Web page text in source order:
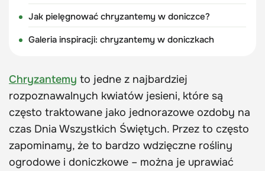
Jak pielęgnować chryzantemy w doniczce?
Galeria inspiracji: chryzantemy w doniczkach
Chryzantemy to jedne z najbardziej
rozpoznawalnych kwiatów jesieni, które są
często traktowane jako jednorazowe ozdoby na
czas Dnia Wszystkich Świętych. Przez to często
zapominamy, że to bardzo wdzięczne rośliny
ogrodowe i doniczkowe – można je uprawiać